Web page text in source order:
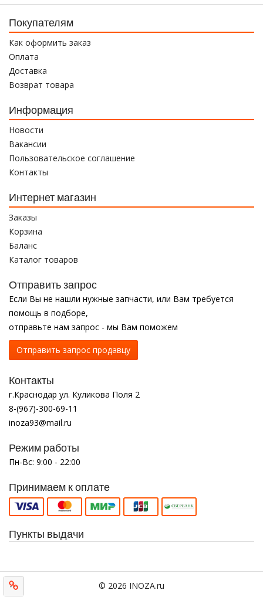
Покупателям
Как оформить заказ
Оплата
Доставка
Возврат товара
Информация
Новости
Вакансии
Пользовательское соглашение
Контакты
Интернет магазин
Заказы
Корзина
Баланс
Каталог товаров
Отправить запрос
Если Вы не нашли нужные запчасти, или Вам требуется
помощь в подборе,
отправьте нам запрос - мы Вам поможем
Отправить запрос продавцу
Контакты
г.Краснодар ул. Куликова Поля 2
8-(967)-300-69-11
inoza93@mail.ru
Режим работы
Пн-Вс: 9:00 - 22:00
Принимаем к оплате
Пункты выдачи
© 2026 INOZA.ru